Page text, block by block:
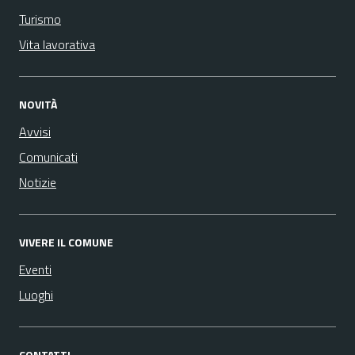
Turismo
Vita lavorativa
NOVITÀ
Avvisi
Comunicati
Notizie
VIVERE IL COMUNE
Eventi
Luoghi